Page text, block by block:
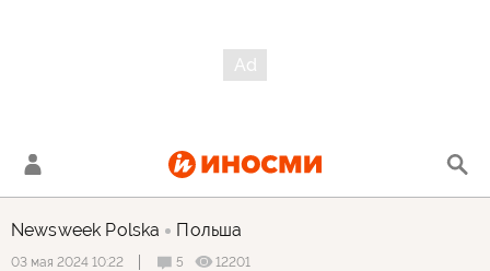
Newsweek Polska Польша
03 мая 2024 10:22 5
12201